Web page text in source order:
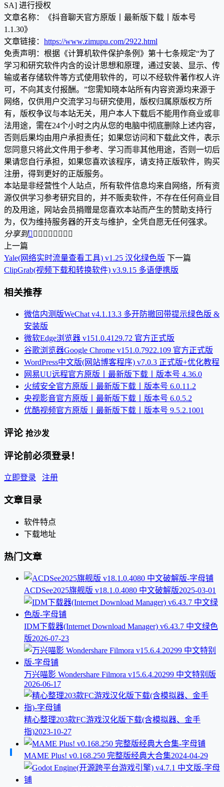
SA] 进行授权
文章名称：《抖音聊天官方原版丨最新版下载丨版本号
1.1.30》
文章链接： https://www.zimupu.com/2922.html
免责声明：根据《计算机软件保护条例》第十七条规定“为了
学习和研究软件内含的设计思想和原理，通过安装、显示、传
输或者存储软件等方式使用软件的，可以不经软件著作权人许
可，不向其支付报酬。”您需知晓本站所有内容资源均来源于
网络，仅供用户交流学习与研究使用，版权归属原版权方所
有，版权争议与本站无关，用户本人下载后不能用作商业或非
法用途，需在24个小时之内从您的电脑中彻底删除上述内容，
否则后果均由用户承担责任；如果您访问和下载此文件，表示
您同意只将此文件用于参考、学习而非其他用途，否则一切后
果请您自行承担，如果您喜欢该程序，请支持正版软件，购买
注册，得到更好的正版服务。
本站是非经营性个人站点，所有软件信息均来自网络，所有资
源仅供学习参考研究目的，并不贩卖软件，不存在任何商业目
的及用途，网站会员捐赠是您喜欢本站而产生的赞助支持行
为，仅为维持服务器的开支与维护，全凭自愿无任何强求。
分享到        
上一篇
Yale(网络实时流量查看工具) v1.25 汉化绿色版 下一篇
ClipGrab(视频下载和转换软件) v3.9.15 多语便携版
相关推荐
微信内测版WeChat v4.1.13.3 多开防撤回带提示绿色版 &
安装版
微软Edge浏览器 v151.0.4129.72 官方正式版
谷歌浏览器Google Chrome v151.0.7922.109 官方正式版
WordPress中文版(网站博客程序) v7.0.3 正式版+优化教程
网易UU远程官方原版丨最新版下载丨版本号 4.36.0
火绒安全官方原版丨最新版下载丨版本号 6.0.11.2
央视影音官方原版丨最新版下载丨版本号 6.0.5.2
优酷视频官方原版丨最新版下载丨版本号 9.5.2.1001
评论 抢沙发
评论前必须登录！
立即登录 注册
文章目录
软件特点
下载地址
热门文章
ACDSee2025旗舰版 v18.1.0.4080 中文破解版2025-03-01
IDM下载器(Internet Download Manager) v6.43.7 中文绿色
版2026-07-23
万兴喵影 Wondershare Filmora v15.6.4.20299 中文特别版
2026-06-17
精心整理203款FC游戏汉化版下载(含模拟器、金手
指)2023-10-27
MAME Plus! v0.168.250 完整版经典大合集2024-04-29